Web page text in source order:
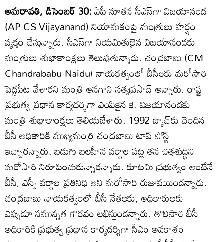
అమరావతి, డిసెంబర్ 30:ఏపీ నూతన సీఎస్‌గా విజయానంద
(AP CS Vijayanand) నియామకంపై మంత్రులు హర్షం
వ్యక్తం చేస్తున్నారు. సీఎస్‌గా నియమితులైన విజయానందకు
మంత్రులు శుభాకాంక్షలు తెలుపుతున్నారు. చంద్రబాబు (CM
Chandrababu Naidu) నాయకత్వంలో బీసీలకు మరోసారి
పెద్దపీట వేశారని మంత్రి అనగాని సత్యప్రసాద్ అన్నారు. రాష్ట్ర
ప్రభుత్వ ప్రధాన కార్యదర్శిగా ఎంపికైన కె. విజయానందకు
మంత్రి శుభాకాంక్షలు తెలియజేశారు. 1992 బ్యాచ్‌కు చెందిన
బీసీ అధికారికి ముఖ్యమంత్రి చంద్రబాబు టాప్ పోస్ట్
ఇచ్చారన్నారు. బడుగు బలహీన వర్గాల పట్ల తన చిత్తశుద్ధిని
మరోసారి నిరూపించుకున్నారన్నారు. కూటమి ప్రభుత్వం అంటేనే
బీసీ, ఎస్సీ వర్గాల ప్రతినిధి అని మరోసారి రుజువయిందన్నారు.
చంద్రబాబు నాయకత్వంలో బీసీ నేతలకు, అధికారులకు
ఎప్పుడూ సమున్నత గౌరవం లభిస్తుందన్నారు. తొలిసారి బీసీ
అధికారికి ప్రభుత్వ ప్రధాన కార్యదర్శిగా సీఎం అవకాశం